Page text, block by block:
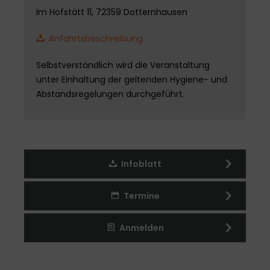
Im Hofstätt 11, 72359 Dotternhausen
Anfahrtsbeschreibung
Selbstverständlich wird die Veranstaltung
unter Einhaltung der geltenden Hygiene- und
Abstandsregelungen durchgeführt.
Infoblatt
Termine
Anmelden